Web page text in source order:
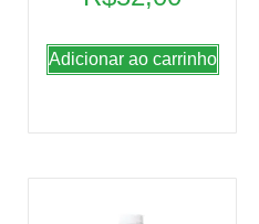
Adicionar ao carrinho